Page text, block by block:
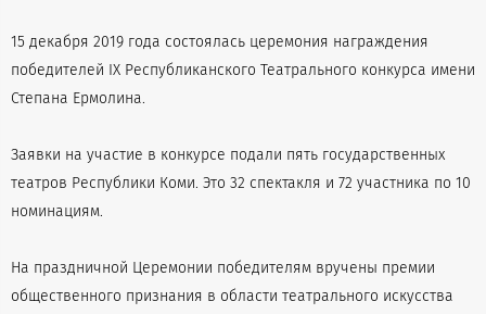
15 декабря 2019 года состоялась церемония награждения
победителей IX Республиканского Театрального конкурса имени
Степана Ермолина.
Заявки на участие в конкурсе подали пять государственных
театров Республики Коми. Это 32 спектакля и 72 участника по 10
номинациям.
На праздничной Церемонии победителям вручены премии
общественного признания в области театрального искусства